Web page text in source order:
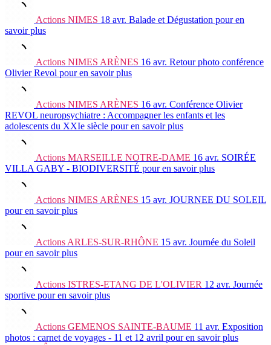
Actions NIMES 18 avr. Balade et Dégustation pour en
savoir plus
Actions NIMES ARÈNES 16 avr. Retour photo conférence
Olivier Revol pour en savoir plus
Actions NIMES ARÈNES 16 avr. Conférence Olivier
REVOL neuropsychiatre : Accompagner les enfants et les
adolescents du XXIe siècle pour en savoir plus
Actions MARSEILLE NOTRE-DAME 16 avr. SOIRÉE
VILLA GABY - BIODIVERSITÉ pour en savoir plus
Actions NIMES ARÈNES 15 avr. JOURNEE DU SOLEIL
pour en savoir plus
Actions ARLES-SUR-RHÔNE 15 avr. Journée du Soleil
pour en savoir plus
Actions ISTRES-ETANG DE L'OLIVIER 12 avr. Journée
sportive pour en savoir plus
Actions GEMENOS SAINTE-BAUME 11 avr. Exposition
photos : carnet de voyages - 11 et 12 avril pour en savoir plus